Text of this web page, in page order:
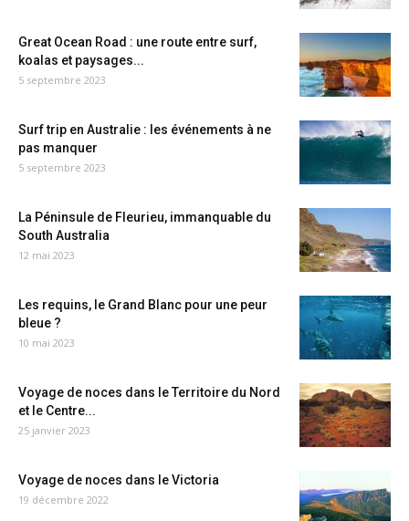
Great Ocean Road : une route entre surf,
koalas et paysages...
5 septembre 2023
Surf trip en Australie : les événements à ne
pas manquer
5 septembre 2023
La Péninsule de Fleurieu, immanquable du
South Australia
12 mai 2023
Les requins, le Grand Blanc pour une peur
bleue ?
10 mai 2023
Voyage de noces dans le Territoire du Nord
et le Centre...
25 janvier 2023
Voyage de noces dans le Victoria
19 décembre 2022